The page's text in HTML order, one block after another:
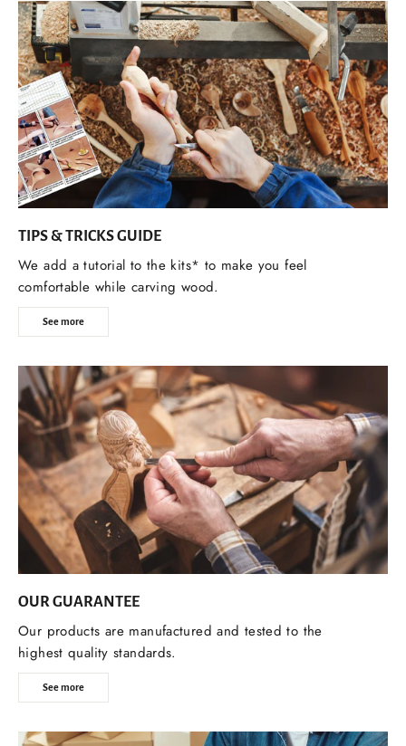
TIPS & TRICKS GUIDE
We add a tutorial to the kits* to make you feel
comfortable while carving wood.
See more
OUR GUARANTEE
Our products are manufactured and tested to the
highest quality standards.
See more